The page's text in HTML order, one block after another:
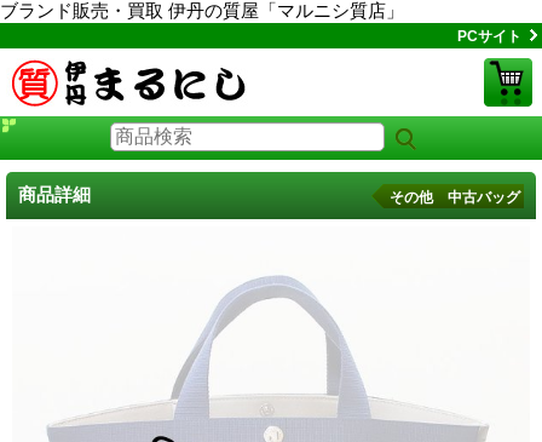
ブランド販売・買取 伊丹の質屋「マルニシ質店」
PCサイト
商品詳細 その他 中古バッグ